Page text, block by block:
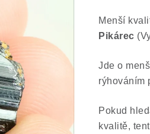
Menší
Pikárec
Jde o
rýhováním
Pokud
kvalitě,